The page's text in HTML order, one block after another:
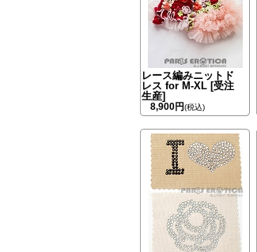
レース編みニットド
レス for M-XL [受注
生産]
8,900円(税込)